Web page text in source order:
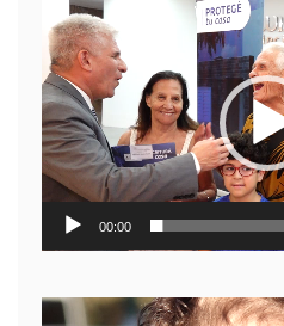
Reproductor
de
video
00:00
Reproductor